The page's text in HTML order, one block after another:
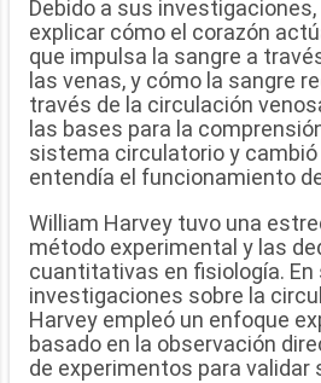
Debido a sus
explicar cómo el corazón
que impulsa la sangre a
las venas, y cómo la sangre
través de la circulación
las bases para la
sistema circulatorio y
entendía el funcionamiento
William Harvey tuvo una
método experimental y las
cuantitativas en fisiología. En
investigaciones sobre la
Harvey empleó un enfoque
basado en la observación
de experimentos para validar